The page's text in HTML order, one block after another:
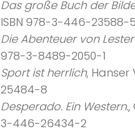
Das große Buch der
ISBN 978-3-446-23588-5
Die Abenteuer von
978-3-8489-2050-1
Sport ist herrlich, Hanser
25484-8
Desperado. Ein Western.,
3-446-26434-2